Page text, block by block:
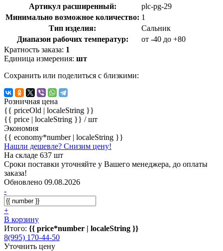
Артикул расширенный:
plc-pg-29
Минимально возможное количество: 1
Тип изделия:
Сальник
Диапазон рабочих температур:
от -40 до +80
Кратность заказа: 1
Единица измерения: шт
Сохранить или поделиться с близкими:
Розничная цена
{{ priceOld | localeString }}
{{ price | localeString }} / шт
Экономия
{{ economy*number | localeString }}
Нашли дешевле? Снизим цену!
На складе 637 шт
Сроки поставки уточняйте у Вашего менеджера, до оплаты
заказа!
Обновлено 09.08.2026
-
+
В корзину
Итого: {{ price*number | localeString }}
8(995) 170-44-50
Уточнить цену